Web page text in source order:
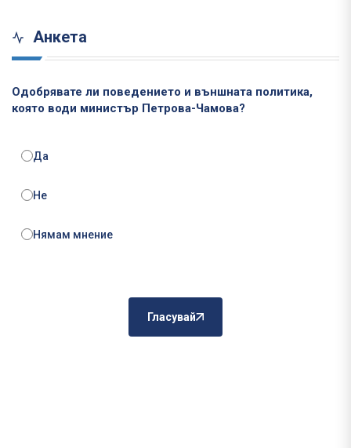
Анкета
Одобрявате ли поведението и външната политика,
която води министър Петрова-Чамова?
Да
Не
Нямам мнение
Гласувай